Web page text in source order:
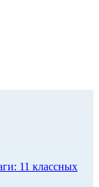
11 классных